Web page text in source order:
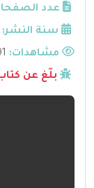
عدد
سنة النشر:
مشاهدات:
بلّغ عن